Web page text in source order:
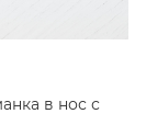
в нос с